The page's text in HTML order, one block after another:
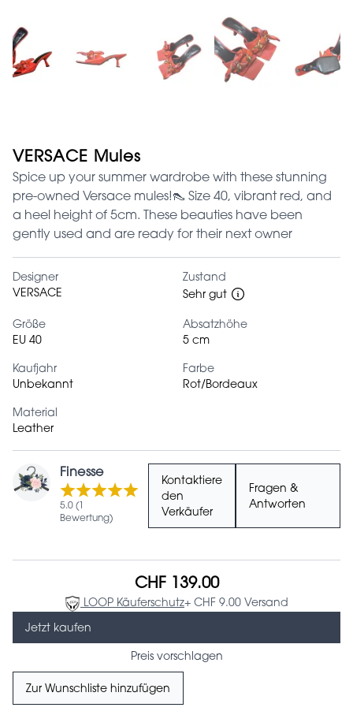
VERSACE Mules
Spice up your summer wardrobe with these stunning
pre-owned Versace mules!👠 Size 40, vibrant red, and
a heel height of 5cm. These beauties have been
gently used and are ready for their next owner
Designer
VERSACE
Zustand
Sehr gut
Größe
EU 40
Absatzhöhe
5 cm
Kaufjahr
Unbekannt
Farbe
Rot/Bordeaux
Material
Leather
Finesse
5.0 (1
Bewertung)
Kontaktiere
den
Verkäufer
Fragen &
Antworten
CHF 139.00
LOOP Käuferschutz+ CHF 9.00 Versand
Jetzt kaufen
Preis vorschlagen
Zur Wunschliste hinzufügen